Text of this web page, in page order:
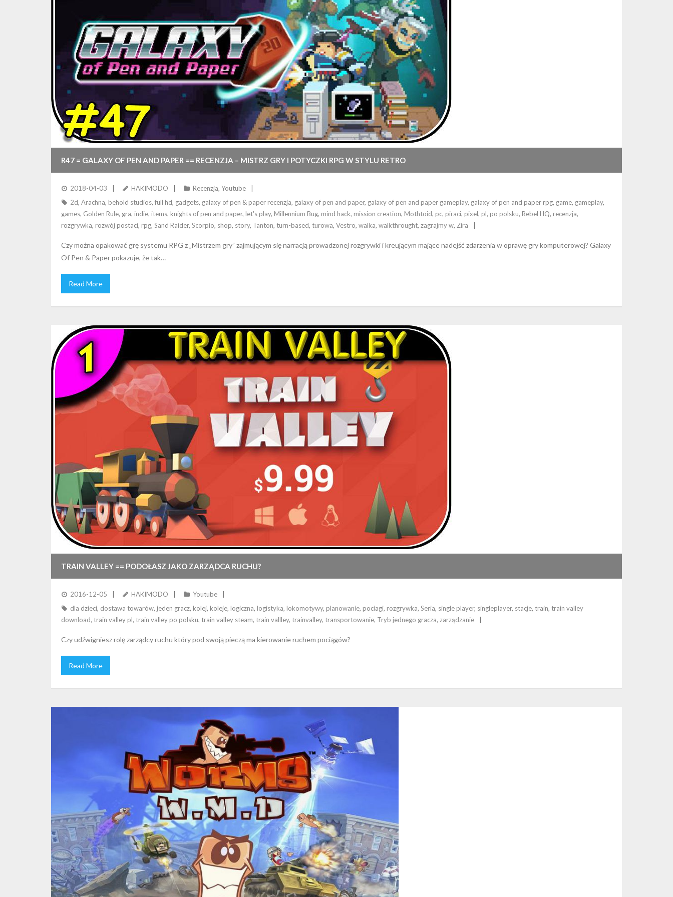
R47 = GALAXY OF PEN AND PAPER == RECENZJA – MISTRZ GRY I POTYCZKI RPG W STYLU RETRO
2018-04-03 HAKIMODO Recenzja, Youtube
2d, Arachna, behold studios, full hd, gadgets, galaxy of pen & paper recenzja, galaxy of pen and paper, galaxy of pen and paper gameplay, galaxy of pen and paper rpg, game, gameplay,
games, Golden Rule, gra, indie, items, knights of pen and paper, let's play, Millennium Bug, mind hack, mission creation, Mothtoid, pc, piraci, pixel, pl, po polsku, Rebel HQ, recenzja,
rozgrywka, rozwój postaci, rpg, Sand Raider, Scorpio, shop, story, Tanton, turn-based, turowa, Vestro, walka, walkthrought, zagrajmy w, Zira
Czy można opakować grę systemu RPG z „Mistrzem gry” zajmującym się narracją prowadzonej rozgrywki i kreującym mające nadejść zdarzenia w oprawę gry komputerowej? Galaxy
Of Pen & Paper pokazuje, że tak…
Read More
TRAIN VALLEY == PODOŁASZ JAKO ZARZĄDCA RUCHU?
2016-12-05 HAKIMODO
Youtube
dla dzieci, dostawa towarów, jeden gracz, kolej, koleje, logiczna, logistyka, lokomotywy, planowanie, pociagi, rozgrywka, Seria, single player, singleplayer, stacje, train, train valley
download, train valley pl, train valley po polsku, train valley steam, train vallley, trainvalley, transportowanie, Tryb jednego gracza, zarządzanie
Czy udźwigniesz rolę zarządcy ruchu który pod swoją pieczą ma kierowanie ruchem pociągów?
Read More